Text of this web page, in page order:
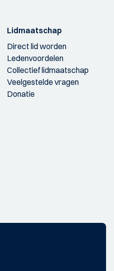
Lidmaatschap
Direct lid worden
Ledenvoordelen
Collectief lidmaatschap
Veelgestelde vragen
Donatie